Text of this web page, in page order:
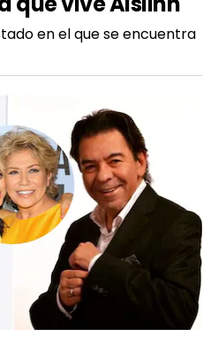
en el que se encuentra